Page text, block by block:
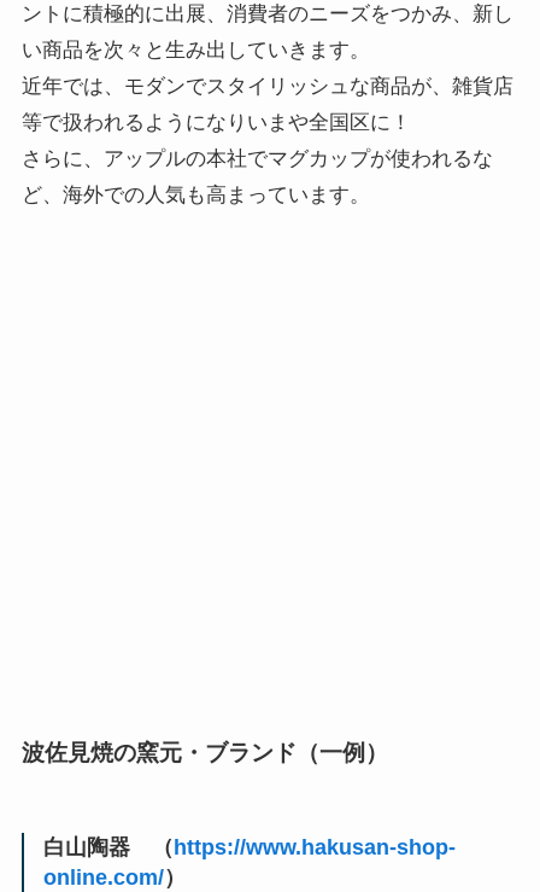
ントに積極的に出展、消費者のニーズをつかみ、新し
い商品を次々と生み出していきます。
近年では、モダンでスタイリッシュな商品が、雑貨店
等で扱われるようになりいまや全国区に！
さらに、アップルの本社でマグカップが使われるな
ど、海外での人気も高まっています。
波佐見焼の窯元・ブランド（一例）
白山陶器 （ https://www.hakusan-shop-
online.com/）